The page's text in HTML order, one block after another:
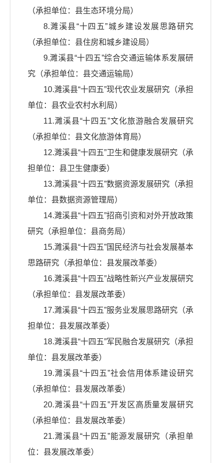
（承担单位：县生态环境分局）
8.濉溪县“十四五”城乡建设发展思路研究
（承担单位：县住房和城乡建设局）
9.濉溪县“十四五”综合交通运输体系发展研
究（承担单位：县交通运输局）
10.濉溪县“十四五”现代农业发展研究（承担
单位：县农业农村水利局）
11.濉溪县“十四五”文化旅游融合发展研究
（承担单位：县文化旅游体育局）
12.濉溪县“十四五”卫生和健康发展研究（承
担单位：县卫生健康委）
13.濉溪县“十四五”数据资源发展研究（承担
单位：县数据资源管理局）
14.濉溪县“十四五”招商引资和对外开放政策
研究（承担单位：县商务局）
15.濉溪县“十四五”国民经济与社会发展基本
思路研究（承担单位：县发展改革委）
16.濉溪县“十四五”战略性新兴产业发展研究
（承担单位：县发展改革委）
17.濉溪县“十四五”服务业发展思路研究（承
担单位：县发展改革委）
18.濉溪县“十四五”军民融合发展研究（承担
单位：县发展改革委）
19.濉溪县“十四五”社会信用体系建设研究
（承担单位：县发展改革委）
20.濉溪县“十四五”开发区高质量发展研究
（承担单位：县发展改革委）
21.濉溪县“十四五”能源发展研究（承担单
位：县发展改革委）